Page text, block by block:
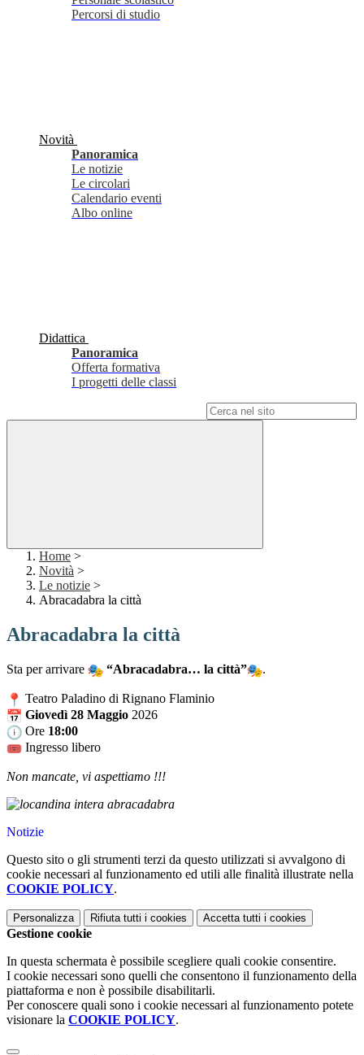
Percorsi di studio
Novità
Panoramica
Le notizie
Le circolari
Calendario eventi
Albo online
Didattica
Panoramica
Offerta formativa
I progetti delle classi
Home >
Novità >
Le notizie >
Abracadabra la città
Abracadabra la città
Sta per arrivare “Abracadabra… la città” .
Teatro Paladino di Rignano Flaminio
Giovedì 28 Maggio 2026
Ore 18:00
Ingresso libero
Non mancate, vi aspettiamo !!!
Notizie
Questo sito o gli strumenti terzi da questo utilizzati si avvalgono di
cookie necessari al funzionamento ed utili alle finalità illustrate nella
COOKIE POLICY.
Personalizza Rifiuta tutti i cookies Accetta tutti i cookies
Gestione cookie
In questa schermata è possibile scegliere quali cookie consentire.
I cookie necessari sono quelli che consentono il funzionamento della
piattaforma e non è possibile disabilitarli.
Per conoscere quali sono i cookie necessari al funzionamento potete
visionare la COOKIE POLICY.